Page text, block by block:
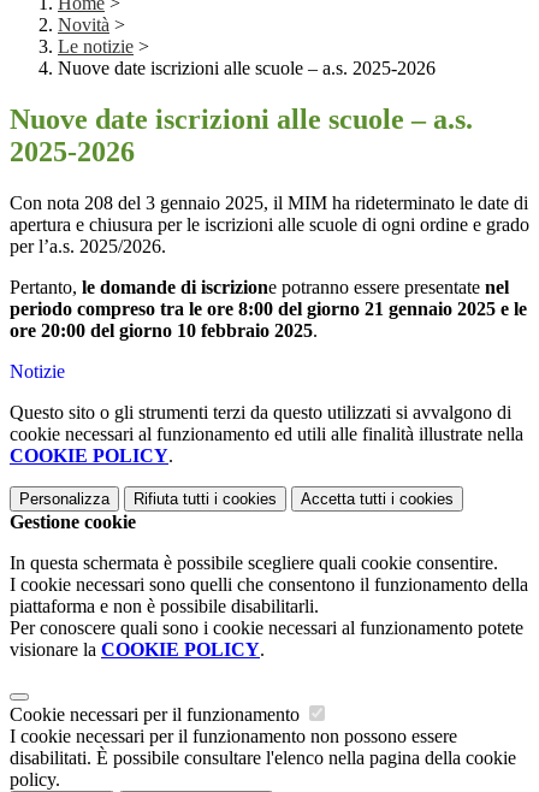
Novità >
Le notizie >
Nuove date iscrizioni alle scuole – a.s. 2025-2026
Nuove date iscrizioni alle scuole – a.s.
2025-2026
Con nota 208 del 3 gennaio 2025, il MIM ha rideterminato le date di
apertura e chiusura per le iscrizioni alle scuole di ogni ordine e grado
per l’a.s. 2025/2026.
Pertanto, le domande di iscrizione potranno essere presentate nel
periodo compreso tra le ore 8:00 del giorno 21 gennaio 2025 e le
ore 20:00 del giorno 10 febbraio 2025.
Notizie
Questo sito o gli strumenti terzi da questo utilizzati si avvalgono di
cookie necessari al funzionamento ed utili alle finalità illustrate nella
COOKIE POLICY.
Personalizza Rifiuta tutti i cookies Accetta tutti i cookies
Gestione cookie
In questa schermata è possibile scegliere quali cookie consentire.
I cookie necessari sono quelli che consentono il funzionamento della
piattaforma e non è possibile disabilitarli.
Per conoscere quali sono i cookie necessari al funzionamento potete
visionare la COOKIE POLICY.
Cookie necessari per il funzionamento
I cookie necessari per il funzionamento non possono essere
disabilitati. È possibile consultare l'elenco nella pagina della cookie
policy.